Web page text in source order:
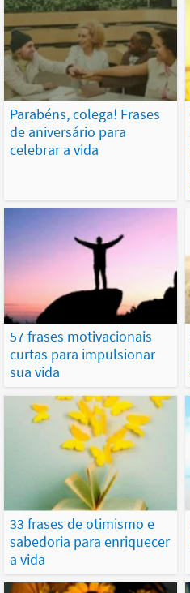
Parabéns, colega! Frases
de aniversário para
celebrar a vida
57 frases motivacionais
curtas para impulsionar
sua vida
33 frases de otimismo e
sabedoria para enriquecer
a vida